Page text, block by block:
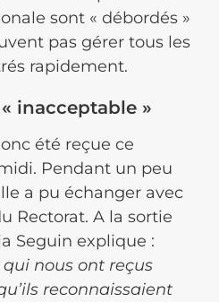
sont « débordés »
pas gérer tous les
rapidement.
inacceptable »
été reçue ce
Pendant un peu
a pu échanger avec
Rectorat. A la sortie
Seguin explique :
qui nous ont reçus
reconnaissaient